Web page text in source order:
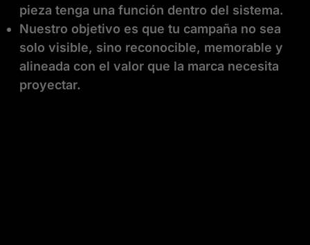
pieza tenga una función dentro del sistema.
Nuestro objetivo es que tu campaña no sea
solo visible, sino reconocible, memorable y
alineada con el valor que la marca necesita
proyectar.